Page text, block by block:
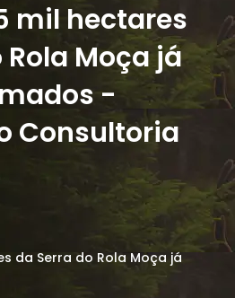
mil hectares
Moça já
-
Consultoria
da Serra do Rola Moça já